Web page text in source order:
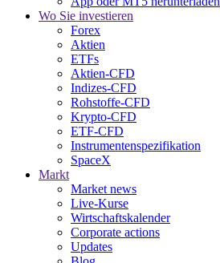
Wo Sie investieren
Forex
Aktien
ETFs
Aktien-CFD
Indizes-CFD
Rohstoffe-CFD
Krypto-CFD
ETF-CFD
Instrumentenspezifikation
SpaceX
Markt
Market news
Live-Kurse
Wirtschaftskalender
Corporate actions
Updates